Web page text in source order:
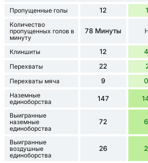
Пропущенные голы 12
Количество
пропущенных голов в
минуту
78 Минуты
Клиншиты 12
Перехваты 22
Перехваты мяча 9
Наземные
единоборства
147
Выигранные
наземные
единоборства
72
Выигранные
воздушные
единоборства
26